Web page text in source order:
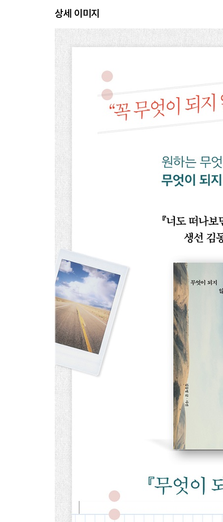
너에게서 내가 했던 말들을 들었을 때
그는 항상 다른 모습으로 온다
셋보다 좋은 둘, 그리고 둘보다 좋은 혼자
그때 새 언어가 내 안으로 들어왔다
적당한 때 말해줄래
지금 이 순간 그 사람은
말라가에서 볼래요?
나의 잿빛 4월
방콕에서 완벽한 겨울 보내기
한 박자 느린 사람의 빛나는 순간
막 시작된 또 다른 10년을 위하여
3 돌아온다
그때 가서 같이 살자
어디서 오셨어요?
충분한 것 같지 않아
귀한 건 그런 식으로 사라지면 안 된다
나는 울었다
얼마나 좋을까?
사는 건 귀찮은 것
나를 놓지 않기를
그런 개가 있었다
그 사람에게 지금 이 햇살을
그녀의 집에서
독서 모임 ‘시간을 좀 주세요’
잠시라도 나를 의심하기 시작하면
배워야 했다
당연히 사라질 나를 위한 부고
그럼에도 무엇이 되고 싶다
Epilogue. 결국 마지막에 남는 것
상세 이미지